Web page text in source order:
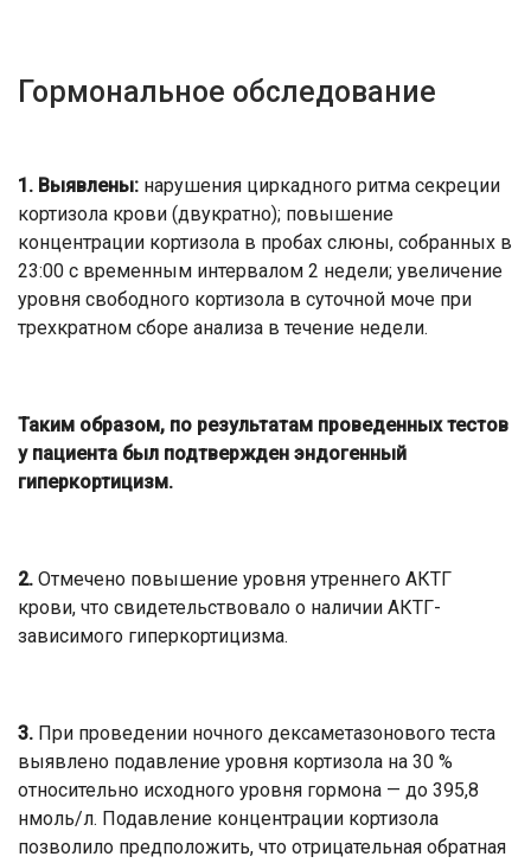
Гормональное обследование
1. Выявлены: нарушения циркадного ритма секреции
кортизола крови (двукратно); повышение
концентрации кортизола в пробах слюны, собранных в
23:00 с временным интервалом 2 недели; увеличение
уровня свободного кортизола в суточной моче при
трехкратном сборе анализа в течение недели.
Таким образом, по результатам проведенных тестов
у пациента был подтвержден эндогенный
гиперкортицизм.
2. Отмечено повышение уровня утреннего АКТГ
крови, что свидетельствовало о наличии АКТГ-
зависимого гиперкортицизма.
3. При проведении ночного дексаметазонового теста
выявлено подавление уровня кортизола на 30 %
относительно исходного уровня гормона — до 395,8
нмоль/л. Подавление концентрации кортизола
позволило предположить, что отрицательная обратная